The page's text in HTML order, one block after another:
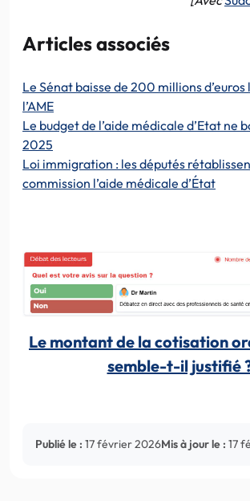
Articles associés
Le Sénat baisse de 200 millions d’euros
l’AME
Le budget de l’aide médicale d’Etat ne
2025
Loi immigration : les députés
commission l’aide médicale d’État
Le montant de la cotisation
semble-t-il justifié
Publié le : 17 février 2026Mis à jour le : 17